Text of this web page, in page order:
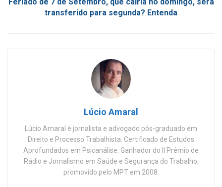
transferido para segunda? Entenda
Lúcio Amaral
Lúcio Amaral é jornalista e advogado pós-graduado em
Direito e Processo Trabalhista. Certificado de Estudos
Aprofundados em Psicanálise. Ganhador do II Prêmio de
Rádio e Jornalismo em Saúde e Segurança do Trabalho,
promovido pelo MPT em 2008.